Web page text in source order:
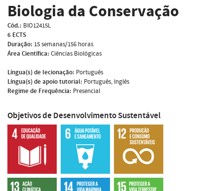
Biologia da Conservação
Cód.: BIO12415L
6 ECTS
Duração: 15 semanas/156 horas
Área Científica: Ciências Biológicas
Língua(s) de lecionação: Português
Língua(s) de apoio tutorial: Português, Inglês
Regime de Frequência: Presencial
Objetivos de Desenvolvimento Sustentável